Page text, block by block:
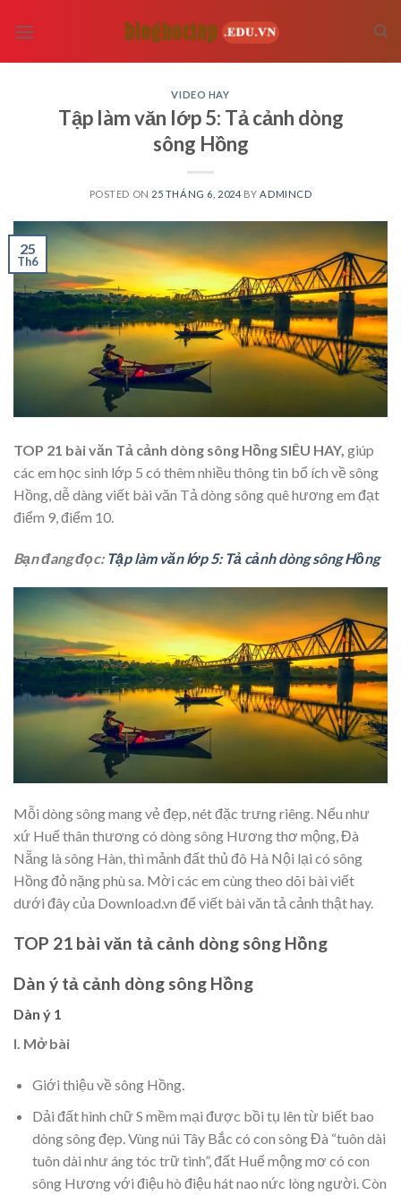
VIDEO HAY
Tập làm văn lớp 5: Tả cảnh dòng
sông Hồng
POSTED ON 25 THÁNG 6, 2024 BY ADMINCD
25
Th6
TOP 21 bài văn Tả cảnh dòng sông Hồng SIÊU HAY, giúp
các em học sinh lớp 5 có thêm nhiều thông tin bổ ích về sông
Hồng, dễ dàng viết bài văn Tả dòng sông quê hương em đạt
điểm 9, điểm 10.
Bạn đang đọc: Tập làm văn lớp 5: Tả cảnh dòng sông Hồng
Mỗi dòng sông mang vẻ đẹp, nét đặc trưng riêng. Nếu như
xứ Huế thân thương có dòng sông Hương thơ mộng, Đà
Nẵng là sông Hàn, thì mảnh đất thủ đô Hà Nội lại có sông
Hồng đỏ nặng phù sa. Mời các em cùng theo dõi bài viết
dưới đây của Download.vn để viết bài văn tả cảnh thật hay.
TOP 21 bài văn tả cảnh dòng sông Hồng
Dàn ý tả cảnh dòng sông Hồng
Dàn ý 1
I. Mở bài
Giới thiệu về sông Hồng.
Dải đất hình chữ S mềm mại được bồi tụ lên từ biết bao
dòng sông đẹp. Vùng núi Tây Bắc có con sông Đà “tuôn dài
tuôn dài như áng tóc trữ tình”, đất Huế mộng mơ có con
sông Hương với điệu hò điệu hát nao nức lòng người. Còn